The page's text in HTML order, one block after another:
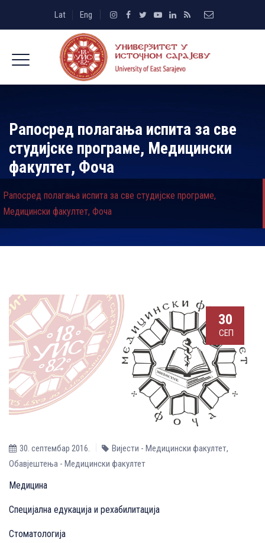
Lat Eng
Рапосред полагања испита за све
студијске програме, Медицински
факултет, Фоча
Рапосред полагања испита за све студијске програме,
Медицински факултет, Фоча
30
СЕП
30. септембар 2016. Вијести - Медицински факултет,
Обавјештења - Медицински факултет
Медицина
Специјална едукација и рехабилитација
Стоматологија